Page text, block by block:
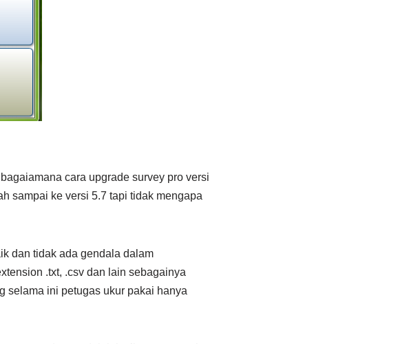
cara upgrade survey pro versi
sampai ke versi 5.7 tapi tidak mengapa
dan tidak ada gendala dalam
.txt, .csv dan lain sebagainya
selama ini petugas ukur pakai hanya